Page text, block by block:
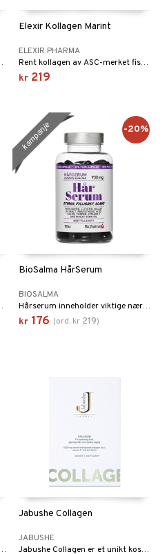
kollagen og bindevev.
Elexir Kollagen Marint
ELEXIR PHARMA
Rent kollagen av ASC-merket fisk fra bærekraftige oppdrettsanlegg.
kr 219
bindevev og skjelett.
BioSalma HårSerum
BIOSALMA
Hårserum inneholder viktige næringsstoffer for normal hårvekst.
kr 176 (ord. kr 219)
kampanje -20%
Et kosttilskudd som holder leddene dine myke og bevegelige!
Jabushe Collagen
JABUSHE
Jabushe Collagen er et unikt kosttilskudd spesielt utviklet for å bevare en frisk hud – fra innsiden.